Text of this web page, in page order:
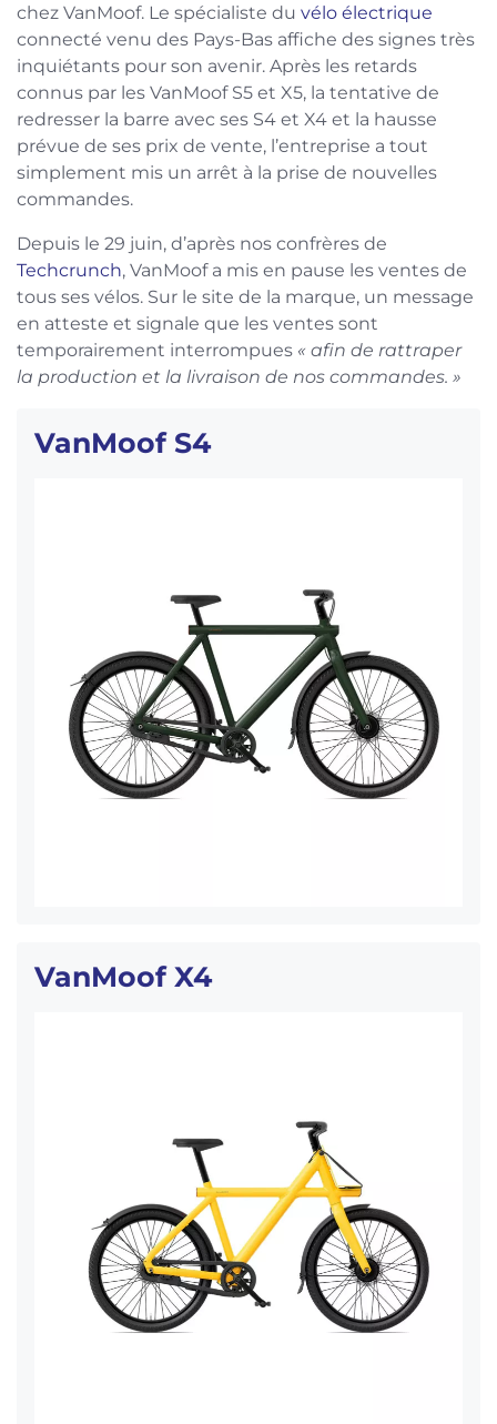
chez VanMoof. Le spécialiste du vélo électrique
connecté venu des Pays-Bas affiche des signes très
inquiétants pour son avenir. Après les retards
connus par les VanMoof S5 et X5, la tentative de
redresser la barre avec ses S4 et X4 et la hausse
prévue de ses prix de vente, l’entreprise a tout
simplement mis un arrêt à la prise de nouvelles
commandes.
Depuis le 29 juin, d’après nos confrères de
Techcrunch, VanMoof a mis en pause les ventes de
tous ses vélos. Sur le site de la marque, un message
en atteste et signale que les ventes sont
temporairement interrompues « afin de rattraper
la production et la livraison de nos commandes. »
VanMoof S4
VanMoof X4